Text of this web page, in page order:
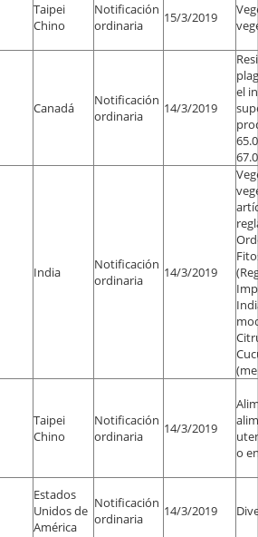
Taipei
Chino
Notificación
ordinaria
15/3/2019
Canadá
Notificación
ordinaria
14/3/2019
el
India
Notificación
ordinaria
14/3/2019
Taipei
Chino
Notificación
ordinaria
14/3/2019
o
Estados
Unidos de
América
Notificación
ordinaria
14/3/2019